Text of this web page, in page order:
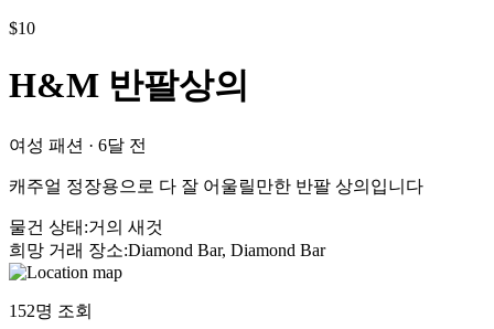
$10
H&M 반팔상의
여성 패션 · 6달 전
캐주얼 정장용으로 다 잘 어울릴만한 반팔 상의입니다
물건 상태 :거의 새것
희망 거래 장소:Diamond Bar, Diamond Bar
152명 조회